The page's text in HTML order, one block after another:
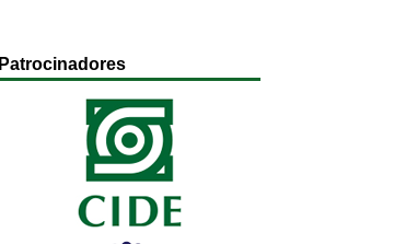
Patrocinadores